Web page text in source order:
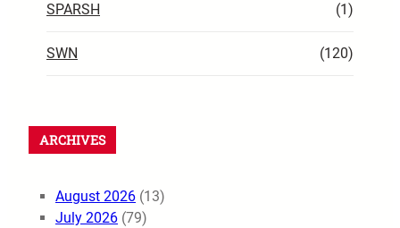
SPARSH (1)
SWN (120)
ARCHIVES
August 2026 (13)
July 2026 (79)